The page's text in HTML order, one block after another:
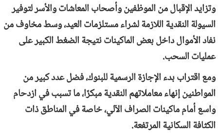
وتزايد الإقبال من الموظفين وأصحاب المعاشات والأسر لتوفير
السيولة النقدية اللازمة لشراء مستلزمات العيد، وسط مخاوف من
نفاد الأموال داخل بعض الماكينات نتيجة الضغط الكبير على
عمليات السحب.
ومع اقتراب بدء الإجازة الرسمية للبنوك، فضل عدد كبير من
المواطنين إنهاء معاملاتهم النقدية مبكرًا، ما تسبب في ازدحام
واسع أمام ماكينات الصراف الآلي، خاصة في المناطق ذات
الكثافة السكانية المرتفعة.